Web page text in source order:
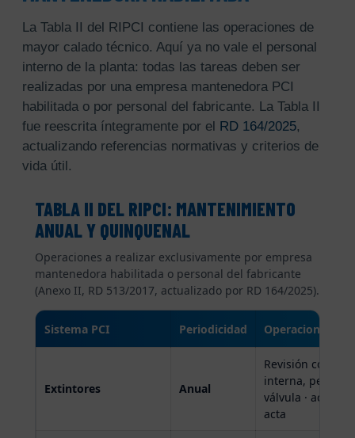
La Tabla II del RIPCI contiene las operaciones de
mayor calado técnico. Aquí ya no vale el personal
interno de la planta: todas las tareas deben ser
realizadas por una empresa mantenedora PCI
habilitada o por personal del fabricante. La Tabla II
fue reescrita íntegramente por el RD 164/2025,
actualizando referencias normativas y criterios de
vida útil.
TABLA II DEL RIPCI: MANTENIMIENTO
ANUAL Y QUINQUENAL
Operaciones a realizar exclusivamente por empresa
mantenedora habilitada o personal del fabricante
(Anexo II, RD 513/2017, actualizado por RD 164/2025).
Sistema PCI Periodicidad Operaciones
Extintores Anual
Revisión
interna, peso
válvula ·
acta